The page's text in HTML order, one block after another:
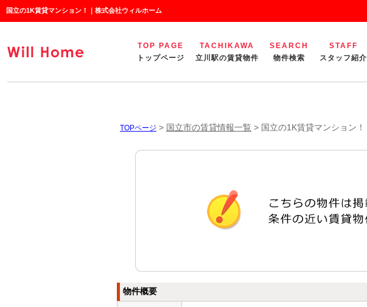
国立の1K賃貸マンション！｜株式会社ウィルホーム
TOP PAGE
トップページ
TACHIKAWA
立川駅の賃貸物件
SEARCH
物件検索
STAFF
スタッフ紹介
TOPページ > 国立市の賃貸情報一覧 > 国立の1K賃貸マンション！
物件概要